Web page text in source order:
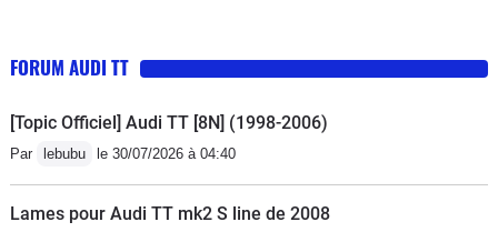
pleut, etc..et ne comptez pas sur le
vous avez un problème vous vous
FORUM AUDI TT
[Topic Officiel] Audi TT [8N] (1998-2006)
Par lebubu le 30/07/2026 à 04:40
Lames pour Audi TT mk2 S line de 2008